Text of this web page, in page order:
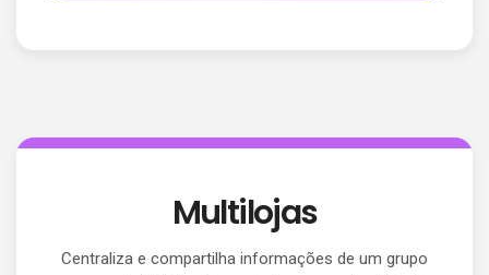
Multilojas
Centraliza e compartilha informações de um grupo